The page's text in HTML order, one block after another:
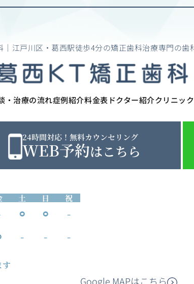
｜江戸川区・葛西駅徒歩4分の矯正歯科治療専門の歯
・治療の流れ症例紹介料金表 ドクター紹介クリニッ
24時間対応！無料カウンセリング
WEB予約はこちら
土 日
祝
⚪︎ ⚪︎ -
- - -
Google MAPはこちら